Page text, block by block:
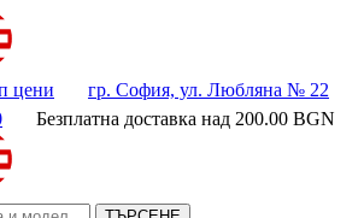
цени
гр. София, ул. Любляна № 22
Безплатна доставка над 200.00 BGN